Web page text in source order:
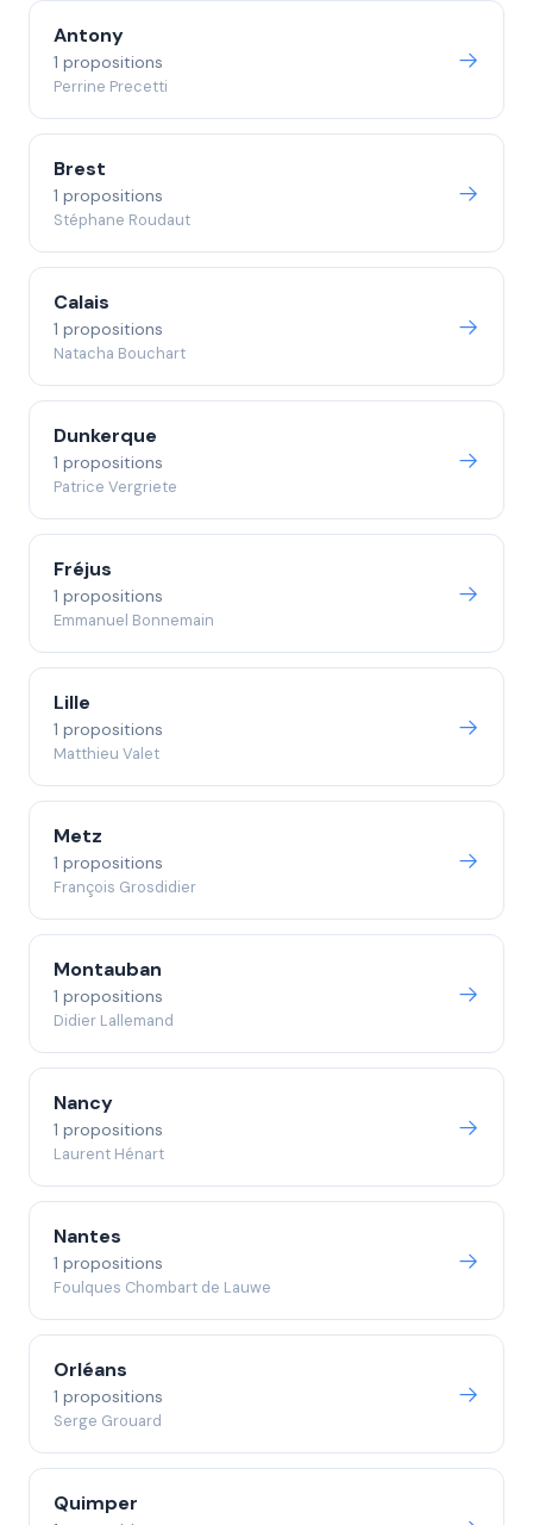
Antony
1 propositions
Perrine Precetti
Brest
1 propositions
Stéphane Roudaut
Calais
1 propositions
Natacha Bouchart
Dunkerque
1 propositions
Patrice Vergriete
Fréjus
1 propositions
Emmanuel Bonnemain
Lille
1 propositions
Matthieu Valet
Metz
1 propositions
François Grosdidier
Montauban
1 propositions
Didier Lallemand
Nancy
1 propositions
Laurent Hénart
Nantes
1 propositions
Foulques Chombart de Lauwe
Orléans
1 propositions
Serge Grouard
Quimper